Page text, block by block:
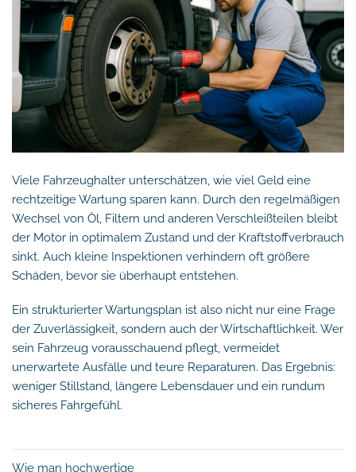
Viele Fahrzeughalter unterschätzen, wie viel Geld eine
rechtzeitige Wartung sparen kann. Durch den regelmäßigen
Wechsel von Öl, Filtern und anderen Verschleißteilen bleibt
der Motor in optimalem Zustand und der Kraftstoffverbrauch
sinkt. Auch kleine Inspektionen verhindern oft größere
Schäden, bevor sie überhaupt entstehen.
Ein strukturierter Wartungsplan ist also nicht nur eine Frage
der Zuverlässigkeit, sondern auch der Wirtschaftlichkeit. Wer
sein Fahrzeug vorausschauend pflegt, vermeidet
unerwartete Ausfälle und teure Reparaturen. Das Ergebnis:
weniger Stillstand, längere Lebensdauer und ein rundum
sicheres Fahrgefühl.
Wie man hochwertige